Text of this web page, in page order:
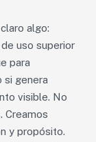
algo:
uso superior
para
si genera
visible. No
Creamos
y propósito.